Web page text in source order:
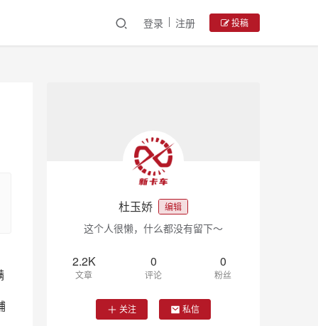
登录 注册 投稿
杜玉娇 编辑
这个人很懒，什么都没有留下～
2.2K
文章
0
评论
0
粉丝
关注 私信